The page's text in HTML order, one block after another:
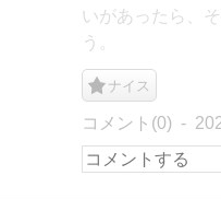
いがあったら、
う。
ナイス
コメント(0)